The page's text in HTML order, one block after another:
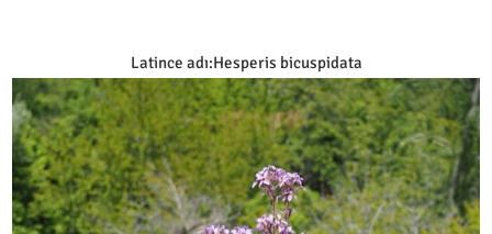
Latince adı:Hesperis bicuspidata